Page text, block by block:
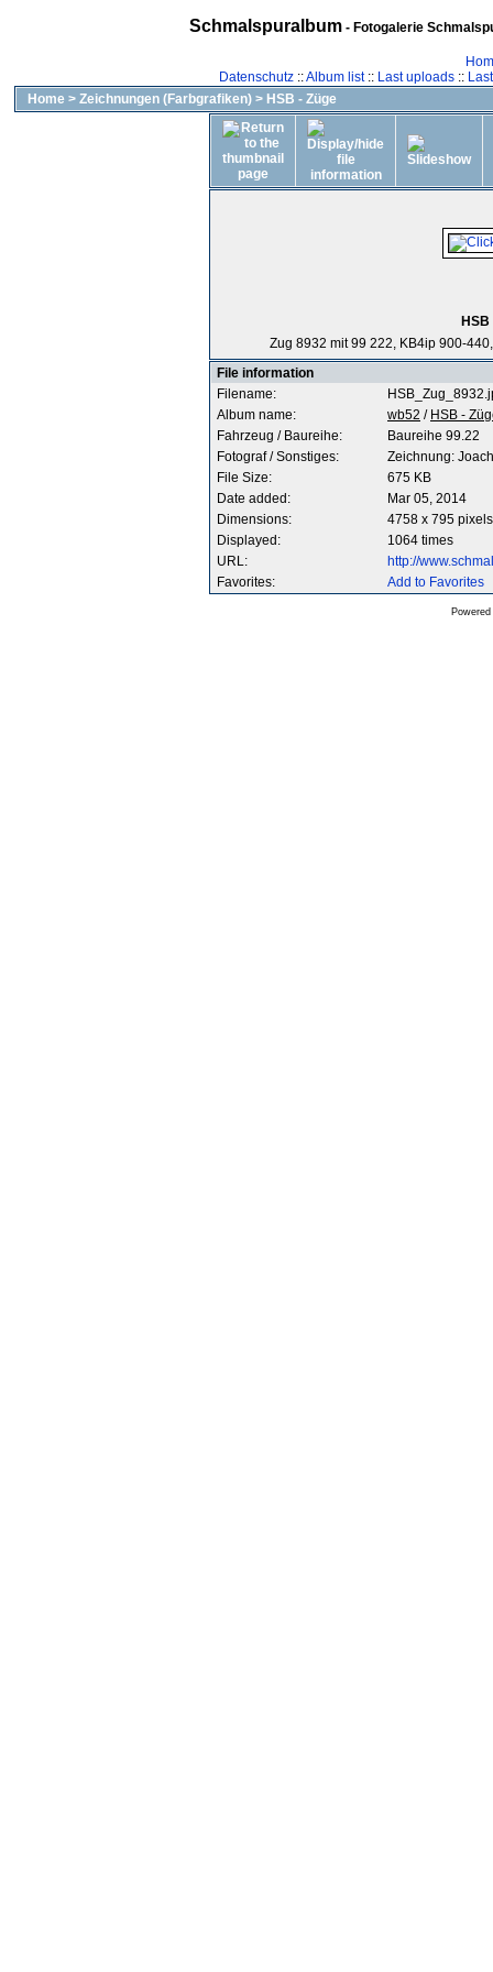
Schmalspuralbum- Fotogalerie
Datenschutz::Album list:: Last uploads::
Home > Zeichnungen (Farbgrafiken) > HSB - Züge
Zug 8932 mit 99 222, KB4ip 900-
File information
Filename:
Album name:
wb52 / HSB -
Fahrzeug / Baureihe:
Baureihe 99.22
Fotograf / Sonstiges:
Zeichnung:
File Size:
675 KB
Date added:
Mar 05, 2014
Dimensions:
4758 x 795 pixels
Displayed:
1064 times
URL:
http://
Favorites:
Add to Favorites